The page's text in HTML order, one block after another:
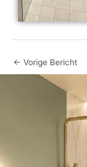
← Vorige Bericht